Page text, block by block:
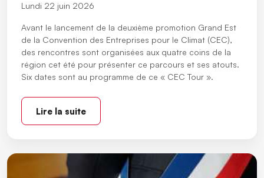
Lundi 22 juin 2026
Avant le lancement de la deuxième promotion Grand Est
de la Convention des Entreprises pour le Climat (CEC),
des rencontres sont organisées aux quatre coins de la
région cet été pour présenter ce parcours et ses atouts.
Six dates sont au programme de ce « CEC Tour ».
Lire la suite